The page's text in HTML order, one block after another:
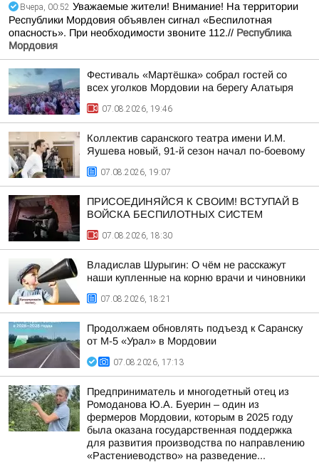
Вчера, 00:52 Уважаемые жители! Внимание! На территории
Республики Мордовия объявлен сигнал «Беспилотная
опасность». При необходимости звоните 112.// Республика
Мордовия
Фестиваль «Мартёшка» собрал гостей со
всех уголков Мордовии на берегу Алатыря
07.08.2026, 19:46
Коллектив саранского театра имени И.М.
Яушева новый, 91-й сезон начал по-боевому
07.08.2026, 19:07
ПРИСОЕДИНЯЙСЯ К СВОИМ! ВСТУПАЙ В
ВОЙСКА БЕСПИЛОТНЫХ СИСТЕМ
07.08.2026, 18:30
Владислав Шурыгин: О чём не расскажут
наши купленные на корню врачи и чиновники
07.08.2026, 18:21
Продолжаем обновлять подъезд к Саранску
от М-5 «Урал» в Мордовии
07.08.2026, 17:13
Предприниматель и многодетный отец из
Ромоданова Ю.А. Буерин – один из
фермеров Мордовии, которым в 2025 году
была оказана государственная поддержка
для развития производства по направлению
«Растениеводство» на разведение...